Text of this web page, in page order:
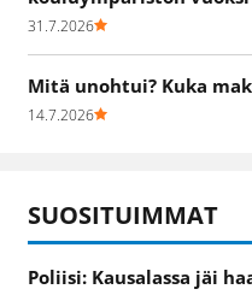
31.7.2026
Mitä unohtui? Kuka
14.7.2026
SUOSITUIMMAT
Poliisi: Kausalassa jäi